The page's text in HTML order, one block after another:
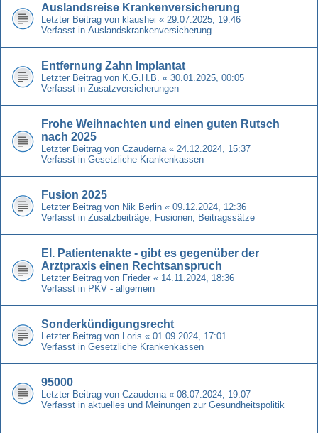
Auslandsreise Krankenversicherung
Letzter Beitrag von klaushei « 29.07.2025, 19:46
Verfasst in Auslandskrankenversicherung
Entfernung Zahn Implantat
Letzter Beitrag von K.G.H.B. « 30.01.2025, 00:05
Verfasst in Zusatzversicherungen
Frohe Weihnachten und einen guten Rutsch
nach 2025
Letzter Beitrag von Czauderna « 24.12.2024, 15:37
Verfasst in Gesetzliche Krankenkassen
Fusion 2025
Letzter Beitrag von Nik Berlin « 09.12.2024, 12:36
Verfasst in Zusatzbeiträge, Fusionen, Beitragssätze
El. Patientenakte - gibt es gegenüber der
Arztpraxis einen Rechtsanspruch
Letzter Beitrag von Frieder « 14.11.2024, 18:36
Verfasst in PKV - allgemein
Sonderkündigungsrecht
Letzter Beitrag von Loris « 01.09.2024, 17:01
Verfasst in Gesetzliche Krankenkassen
95000
Letzter Beitrag von Czauderna « 08.07.2024, 19:07
Verfasst in aktuelles und Meinungen zur Gesundheitspolitik